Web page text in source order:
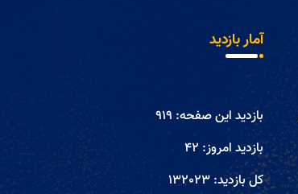
آمار بازدید
بازدید این صفحه: 919
بازدید امروز: 42
کل بازدید: 132023